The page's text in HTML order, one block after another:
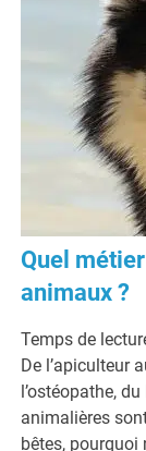
Quel
animaux ?
Temps de
De l’apiculteur
l’ostéopathe,
animalières
bêtes, pourquoi